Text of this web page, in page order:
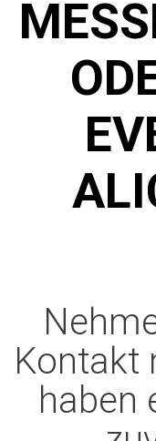
Kontakt
haben